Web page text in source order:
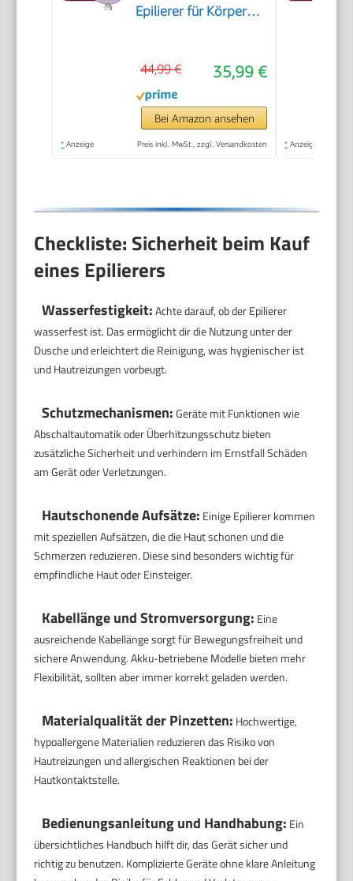
Epilierer für Körper
und rasieren,
Haarentferner für
Damen, Modell
BRE237/00
35,99 €
44,99 €
Bei Amazon ansehen
* Anzeige Preis inkl. MwSt., zzgl. Versandkosten * Anzeige
Checkliste: Sicherheit beim Kauf
eines Epilierers
Wasserfestigkeit:Achte darauf, ob der Epilierer
wasserfest ist. Das ermöglicht dir die Nutzung unter der
Dusche und erleichtert die Reinigung, was hygienischer ist
und Hautreizungen vorbeugt.
Schutzmechanismen:Geräte mit Funktionen wie
Abschaltautomatik oder Überhitzungsschutz bieten
zusätzliche Sicherheit und verhindern im Ernstfall Schäden
am Gerät oder Verletzungen.
Hautschonende Aufsätze: Einige Epilierer kommen
mit speziellen Aufsätzen, die die Haut schonen und die
Schmerzen reduzieren. Diese sind besonders wichtig für
empfindliche Haut oder Einsteiger.
Kabellänge und Stromversorgung: Eine
ausreichende Kabellänge sorgt für Bewegungsfreiheit und
sichere Anwendung. Akku-betriebene Modelle bieten mehr
Flexibilität, sollten aber immer korrekt geladen werden.
Materialqualität der Pinzetten: Hochwertige,
hypoallergene Materialien reduzieren das Risiko von
Hautreizungen und allergischen Reaktionen bei der
Hautkontaktstelle.
Bedienungsanleitung und Handhabung: Ein
übersichtliches Handbuch hilft dir, das Gerät sicher und
richtig zu benutzen. Komplizierte Geräte ohne klare Anleitung